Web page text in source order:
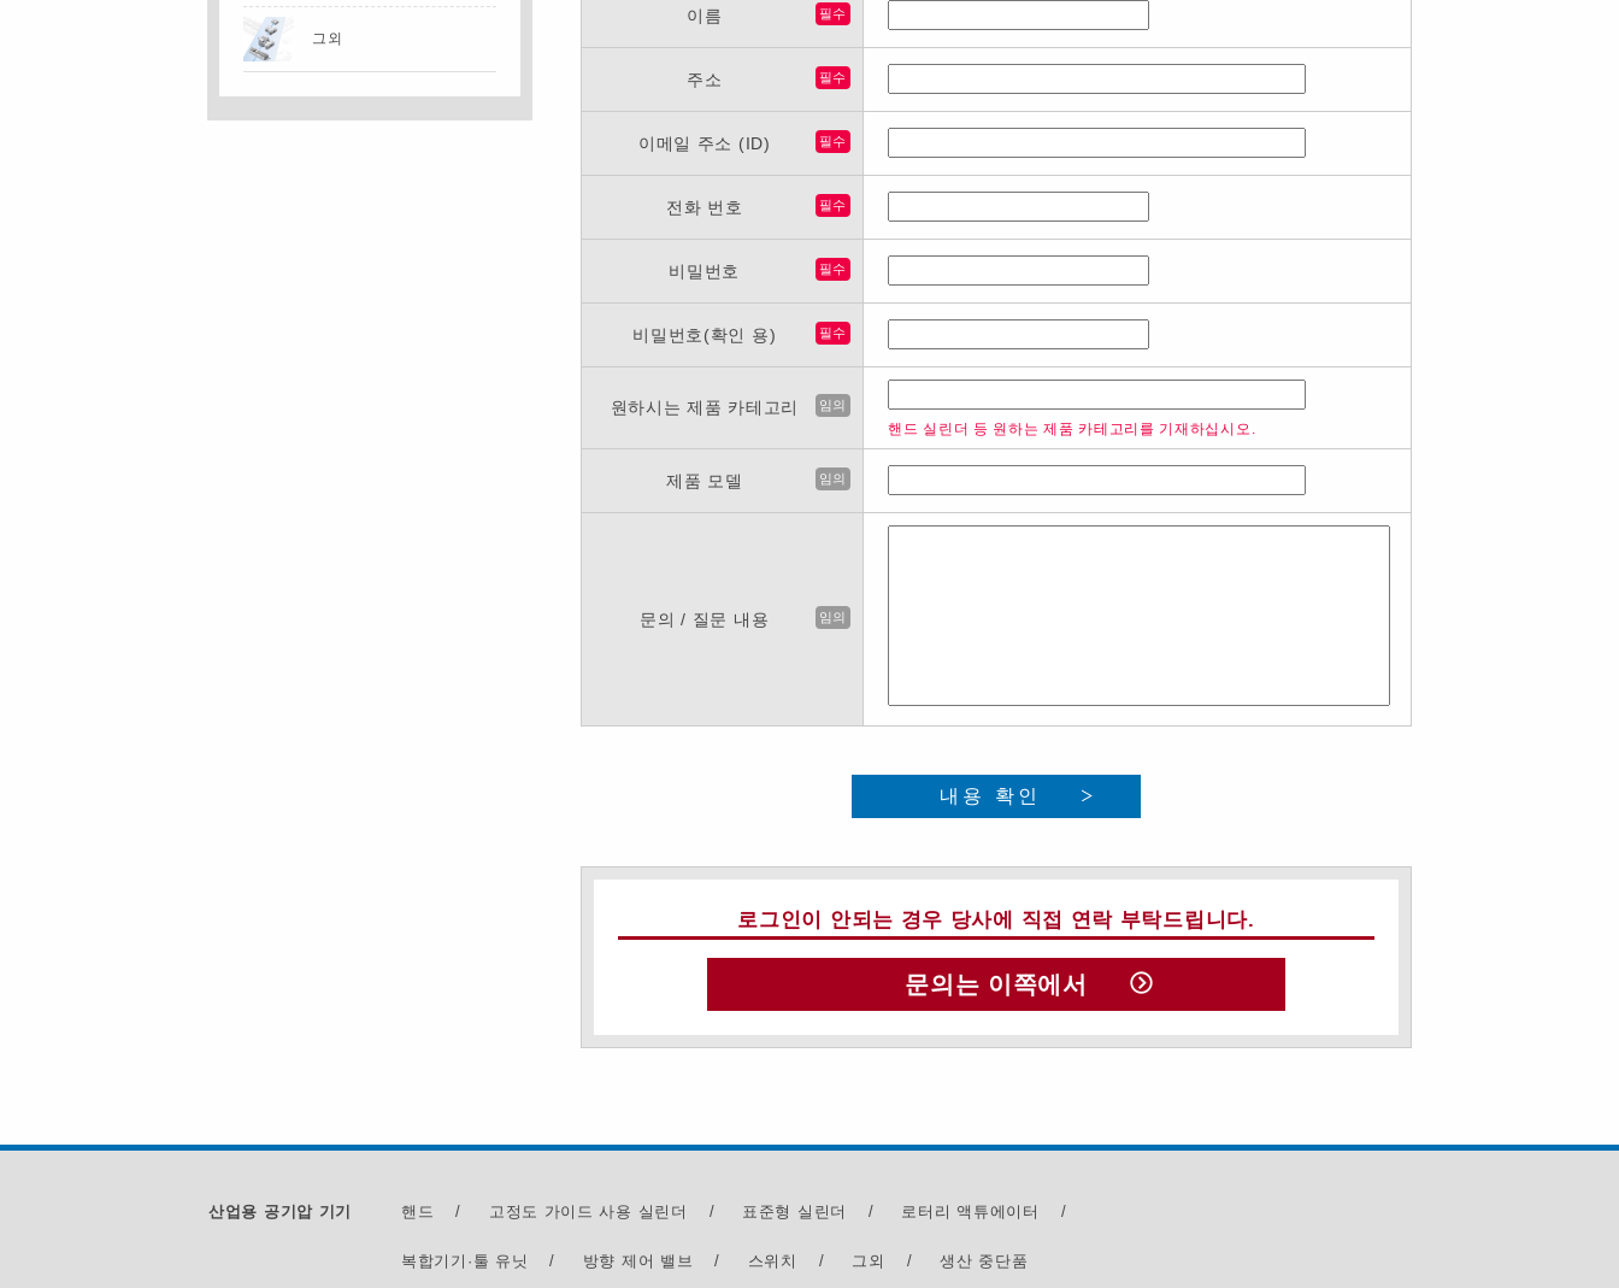
이름 필수
주소 필수
이메일 주소 (ID) 필수
전화 번호 필수
비밀번호 필수
비밀번호(확인 용) 필수
원하시는 제품 카테고리 임의
핸드 실린더 등 원하는 제품 카테고리를 기재하십시오.
제품 모델 임의
문의 / 질문 내용 임의
내용 확인
로그인이 안되는 경우 당사에 직접 연락 부탁드립니다.
문의는 이쪽에서
그외
산업용 공기압 기기 핸드 / 고정도 가이드 사용 실린더 / 표준형 실린더 / 로터리 액튜에이터 /
복합기기·툴 유닛 / 방향 제어 밸브 / 스위치 / 그외 / 생산 중단품